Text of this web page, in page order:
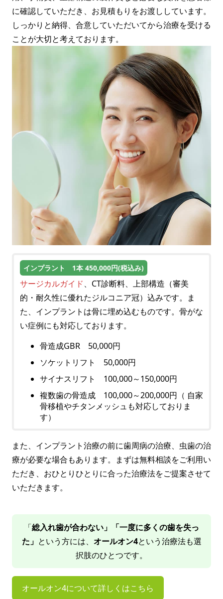
に確認していただき、お見積もりをお渡ししています。
しっかりと納得、合意していただいてから治療を受ける
ことが大切と考えております。
インプラント 1本 450,000円(税込み)
サージカルガイド、CT診断料、上部構造（審美
的・耐久性に優れたジルコニア冠）込みです。 ま
た、インプラントは骨に埋め込むものです。骨がな
い症例にも対応しております。
骨造成GBR 50,000円
ソケットリフト 50,000円
サイナスリフト 100,000～150,000円
複数歯の骨造成 100,000～200,000円（ 自家
骨移植やチタンメッシュも対応しておりま
す）
また、インプラント治療の前に歯周病の治療、虫歯の治
療が必要な場合もあります。まずは無料相談をご利用い
ただき、おひとりひとりに合った治療法をご提案させて
いただきます。
「総入れ歯が合わない」「一度に多くの歯を失っ
た」 という方には、 オールオン4という治療法も選
択肢のひとつです。
オールオン4について詳しくはこちら